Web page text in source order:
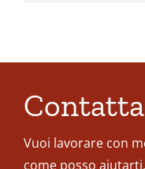
Vuoi lavorare con
come posso aiutarti.